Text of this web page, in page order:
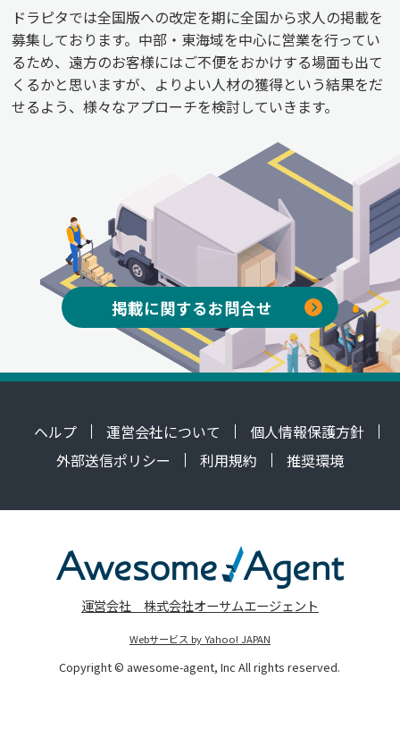
ドラピタでは全国版への改定を期に全国から求人の掲載を
募集しております。中部・東海域を中心に営業を行ってい
るため、遠方のお客様にはご不便をおかけする場面も出て
くるかと思いますが、よりよい人材の獲得という結果をだ
せるよう、様々なアプローチを検討していきます。
掲載に関するお問合せ
ヘルプ 運営会社について
個人情報保護方針
外部送信ポリシー
利用規約 推奨環境
運営会社 株式会社オーサムエージェント
Webサービス by Yahoo! JAPAN
Copyright © awesome-agent, Inc All rights reserved.